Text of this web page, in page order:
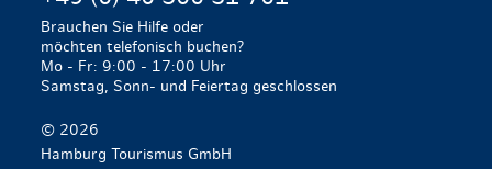
Brauchen Sie Hilfe oder
möchten telefonisch buchen?
Mo - Fr: 9:00 - 17:00 Uhr
Samstag, Sonn- und Feiertag geschlossen
© 2026
Hamburg Tourismus GmbH